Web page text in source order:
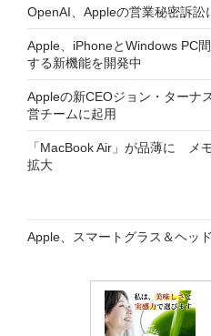
OpenAI、Appleの営業秘密訴訟
Apple、iPhoneとWindows PC
する新機能を開発中
Appleの新CEOジョン・ターナ
営チームに起用
「MacBook Air」が品薄に メ
拡大
Apple、スマートグラス＆ヘッ